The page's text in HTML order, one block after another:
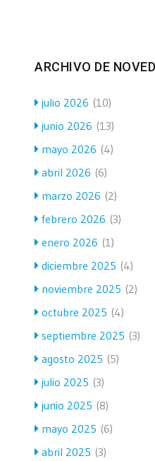
ARCHIVO DE
julio 2026 (10)
junio 2026 (13)
mayo 2026 (4)
abril 2026 (6)
marzo 2026 (2)
febrero 2026 (3)
enero 2026 (1)
diciembre 2025 (4)
noviembre 2025 (2)
octubre 2025 (4)
septiembre 2025 (3)
agosto 2025 (5)
julio 2025 (3)
junio 2025 (8)
mayo 2025 (6)
abril 2025 (3)